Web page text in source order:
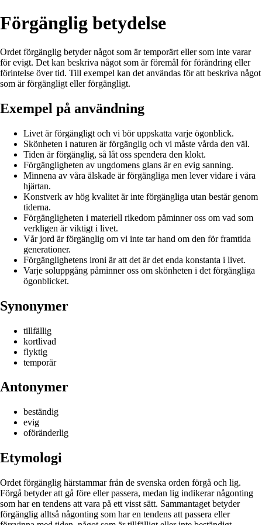
Förgänglig betydelse
Ordet förgänglig betyder något som är temporärt eller som inte varar
för evigt. Det kan beskriva något som är föremål för förändring eller
förintelse över tid. Till exempel kan det användas för att beskriva något
som är förgängligt eller förgängligt.
Exempel på användning
Livet är förgängligt och vi bör uppskatta varje ögonblick.
Skönheten i naturen är förgänglig och vi måste vårda den väl.
Tiden är förgänglig, så låt oss spendera den klokt.
Förgängligheten av ungdomens glans är en evig sanning.
Minnena av våra älskade är förgängliga men lever vidare i våra
hjärtan.
Konstverk av hög kvalitet är inte förgängliga utan består genom
tiderna.
Förgängligheten i materiell rikedom påminner oss om vad som
verkligen är viktigt i livet.
Vår jord är förgänglig om vi inte tar hand om den för framtida
generationer.
Förgänglighetens ironi är att det är det enda konstanta i livet.
Varje soluppgång påminner oss om skönheten i det förgängliga
ögonblicket.
Synonymer
tillfällig
kortlivad
flyktig
temporär
Antonymer
beständig
evig
oföränderlig
Etymologi
Ordet förgänglig härstammar från de svenska orden förgå och lig.
Förgå betyder att gå före eller passera, medan lig indikerar någonting
som har en tendens att vara på ett visst sätt. Sammantaget betyder
förgänglig alltså någonting som har en tendens att passera eller